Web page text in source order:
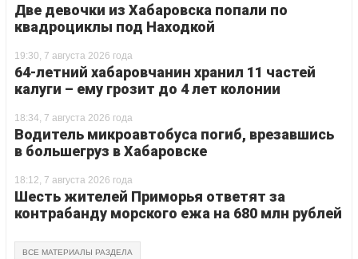
Две девочки из Хабаровска попали по
квадроциклы под Находкой
19:30, 7 августа 2026 года
64-летний хабаровчанин хранил 11 частей
калуги – ему грозит до 4 лет колонии
18:34, 7 августа 2026 года
Водитель микроавтобуса погиб, врезавшись
в большегруз в Хабаровске
18:12, 7 августа 2026 года
Шесть жителей Приморья ответят за
контрабанду морского ежа на 680 млн рублей
ВСЕ МАТЕРИАЛЫ РАЗДЕЛА